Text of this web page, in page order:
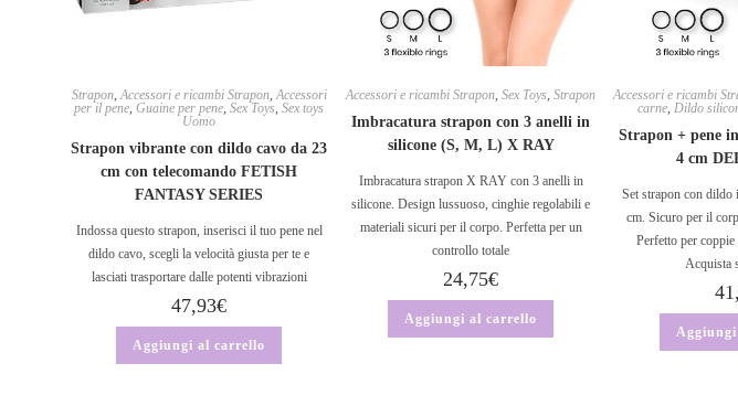
Strapon,Accessori e ricambi Strapon,Accessori
per il pene,Guaine per pene,Sex Toys,Sex toys
Uomo
Strapon vibrante con dildo cavo da 23
cm con telecomando FETISH
FANTASY SERIES
Indossa questo strapon, inserisci il tuo pene nel
dildo cavo, scegli la velocità giusta per te e
lasciati trasportare dalle potenti vibrazioni
47,93€
Aggiungi al carrello
Accessori e ricambi Strapon,Sex Toys,Strapon
Imbracatura strapon con 3 anelli in
silicone (S, M, L) X RAY
Imbracatura strapon X RAY con 3 anelli in
silicone. Design lussuoso, cinghie regolabili e
materiali sicuri per il corpo. Perfetta per un
controllo totale
24,75€
Aggiungi al carrello
Accessori e ricambi
carne, Dildo
Strapon + pene
4 cm
Set strapon con dildo
cm. Sicuro per il
Perfetto per coppie
Acquista